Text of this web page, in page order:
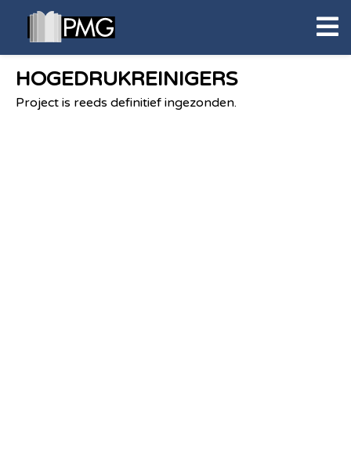
HOGEDRUKREINIGERS
Project is reeds definitief ingezonden.